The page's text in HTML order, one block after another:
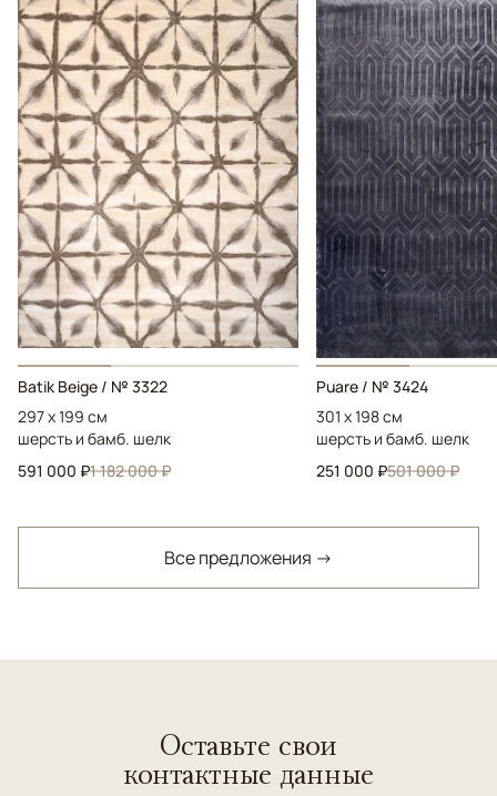
Batik Beige / № 3322
297 x 199 см
шерсть и бамб. шелк
591 000 ₽1 182 000 ₽
Puare / № 3424
301 x 198 см
шерсть и бамб. шелк
251 000 ₽501 000 ₽
Все предложения →
Оставьте свои
контактные данные